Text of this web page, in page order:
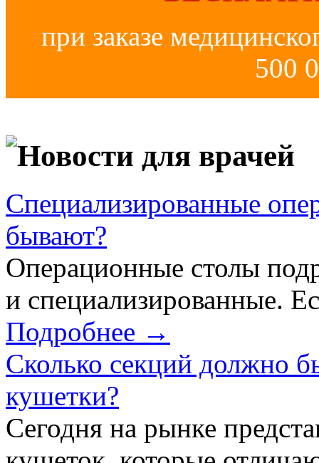
при заказе
500
Новости для врачей
Специализированные
бывают?
Операционные столы
и специализированные.
Подробнее →
Сколько секций должно
кушетки?
Сегодня на рынке